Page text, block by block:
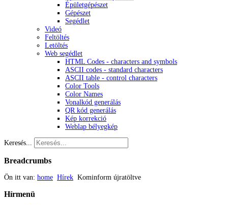
Épületgépészet
Gépészet
Segédlet
Videó
Feltöltés
Letöltés
Web segédlet
HTML Codes - characters and symbols
ASCII codes - standard characters
ASCII table - control characters
Color Tools
Color Names
Vonalkód generálás
QR kód generálás
Kép korrekció
Weblap bélyegkép
Keresés...
Breadcrumbs
Ön itt van: home Hírek Kominform újratöltve
Hírmenü